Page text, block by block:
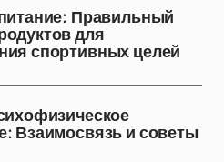
Правильный
для
спортивных целей
Взаимосвязь и советы